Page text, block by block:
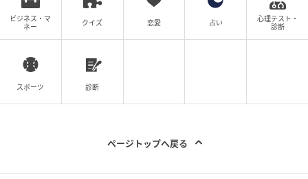
ビジネス・マ
ネー
クイズ 恋愛 占い
心理テスト・
診断
スポーツ 診断
ページトップへ戻る